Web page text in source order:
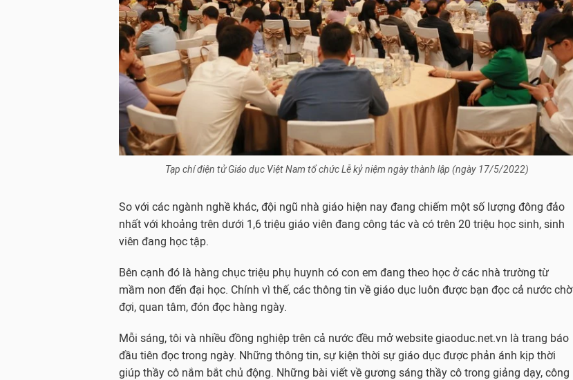
Tạp chí điện tử Giáo dục Việt Nam tổ chức Lễ kỷ niệm ngày thành lập (ngày 17/5/2022)
So với các ngành nghề khác, đội ngũ nhà giáo hiện nay đang chiếm một số lượng đông đảo
nhất với khoảng trên dưới 1,6 triệu giáo viên đang công tác và có trên 20 triệu học sinh, sinh
viên đang học tập.
Bên cạnh đó là hàng chục triệu phụ huynh có con em đang theo học ở các nhà trường từ
mầm non đến đại học. Chính vì thế, các thông tin về giáo dục luôn được bạn đọc cả nước chờ
đợi, quan tâm, đón đọc hàng ngày.
Mỗi sáng, tôi và nhiều đồng nghiệp trên cả nước đều mở website giaoduc.net.vn là trang báo
đầu tiên đọc trong ngày. Những thông tin, sự kiện thời sự giáo dục được phản ánh kịp thời
giúp thầy cô nắm bắt chủ động. Những bài viết về gương sáng thầy cô trong giảng dạy, công